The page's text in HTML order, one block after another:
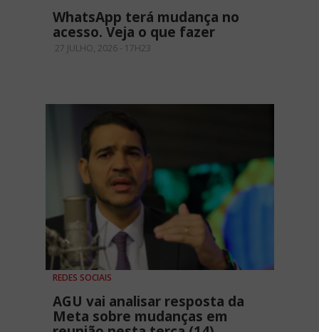
WhatsApp terá mudança no
acesso. Veja o que fazer
27 JULHO, 2026 - 17H23
REDES SOCIAIS
AGU vai analisar resposta da
Meta sobre mudanças em